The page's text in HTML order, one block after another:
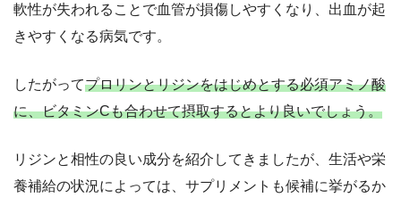
軟性が失われることで血管が損傷しやすくなり、出血が起
きやすくなる病気です。
したがってプロリンとリジンをはじめとする必須アミノ酸
に、ビタミンCも合わせて摂取するとより良いでしょう。
リジンと相性の良い成分を紹介してきましたが、生活や栄
養補給の状況によっては、サプリメントも候補に挙がるか